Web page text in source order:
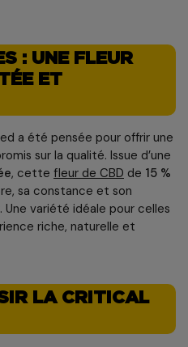
: UNE FLEUR
ET
a été pensée pour offrir une
sur la qualité. Issue d’une
, cette fleur de CBD de 15 %
sa constance et son
variété idéale pour celles
riche, naturelle et
LA CRITICAL